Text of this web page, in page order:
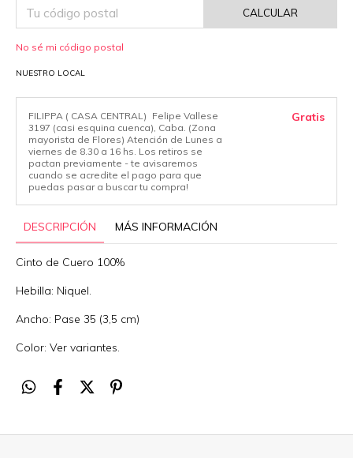
CALCULAR
No sé mi código postal
NUESTRO LOCAL
FILIPPA ( CASA CENTRAL) Felipe Vallese
3197 (casi esquina cuenca), Caba. (Zona
mayorista de Flores) Atención de Lunes a
viernes de 8.30 a 16 hs. Los retiros se
pactan previamente - te avisaremos
cuando se acredite el pago para que
puedas pasar a buscar tu compra!
Gratis
DESCRIPCIÓN MÁS INFORMACIÓN
Cinto de Cuero 100%
Hebilla: Niquel.
Ancho: Pase 35 (3,5 cm)
Color: Ver variantes.